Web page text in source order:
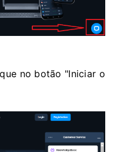
no botão "Iniciar o